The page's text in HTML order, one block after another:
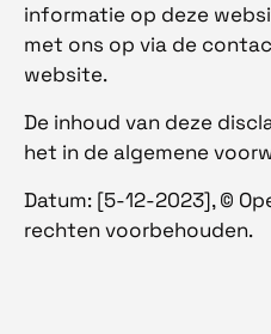
informatie op deze
met ons op via de
website.
De inhoud van deze
het in de algemene
Datum: [5-12-2023], ©
rechten voorbehouden.